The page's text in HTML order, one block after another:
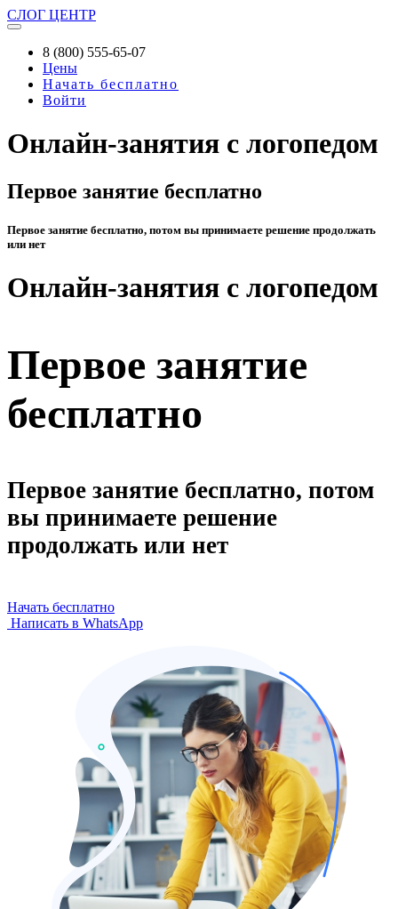
СЛОГ ЦЕНТР
8 (800) 555-65-07
Цены
Начать бесплатно
Войти
Онлайн-занятия с логопедом
Первое занятие бесплатно
Первое занятие бесплатно, потом вы принимаете решение продолжать
или нет
Онлайн-занятия с логопедом
Первое занятие
бесплатно
Первое занятие бесплатно, потом
вы принимаете решение
продолжать или нет
Начать бесплатно
Написать в WhatsApp